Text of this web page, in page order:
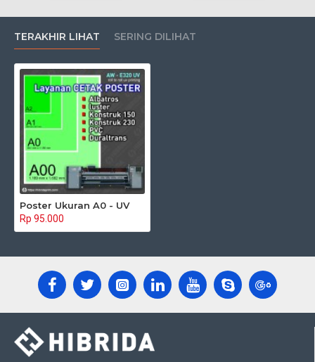
TERAKHIR LIHAT SERING DILIHAT
Poster Ukuran A0 - UV
Rp 95.000